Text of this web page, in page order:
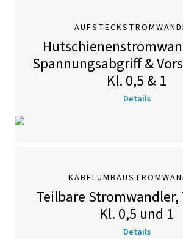
Spannungsabgriff &
Kl. 0,5 & 1
Details
Teilbare Stromwandler,
Kl. 0,5 und 1
Details